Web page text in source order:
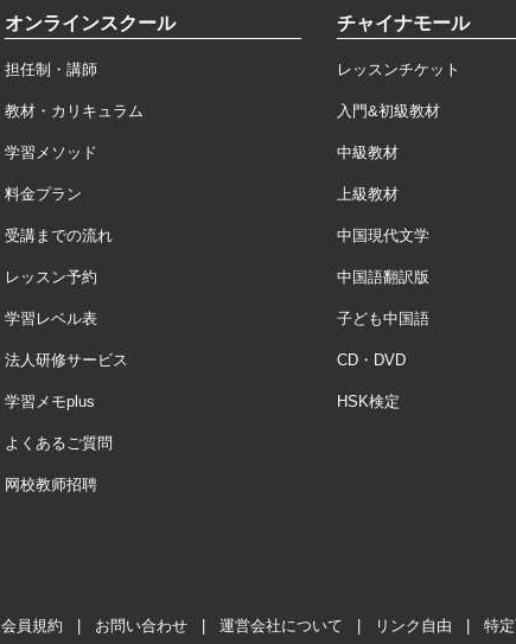
オンラインスクール
担任制・講師
教材・カリキュラム
学習メソッド
料金プラン
受講までの流れ
レッスン予約
学習レベル表
法人研修サービス
学習メモplus
よくあるご質問
网校教师招聘
チャイナモール
レッスンチケット
入門&初級教材
中級教材
上級教材
中国現代文学
中国語翻訳版
子ども中国語
CD・DVD
HSK検定
会員規約 お問い合わせ 運営会社について リンク自由 特